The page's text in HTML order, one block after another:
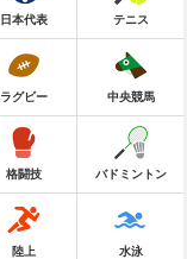
日本代表 テニス
ラグビー 中央競馬
格闘技 バドミントン
陸上 水泳